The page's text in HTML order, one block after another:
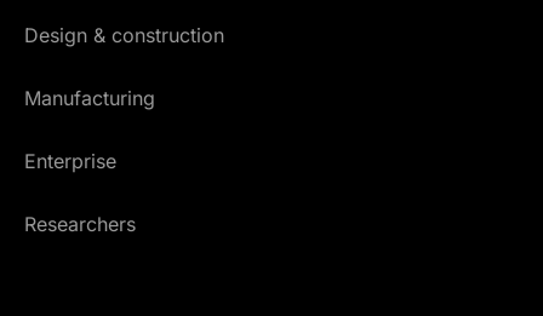
Design & construction
Manufacturing
Enterprise
Researchers